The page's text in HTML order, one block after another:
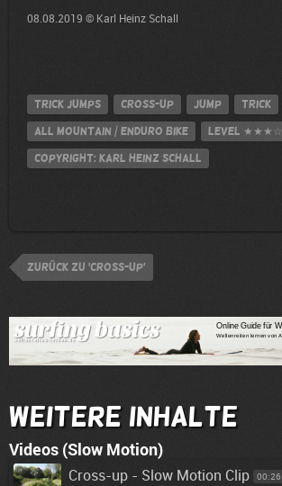
08.08.2019 © Karl Heinz Schall
Trick Jumps Cross-up jump Trick
All Mountain / Enduro Bike Level ★★★☆
Copyright: Karl Heinz Schall
zurück zu 'Cross-up'
Weitere Inhalte
Videos (Slow Motion)
Cross-up - Slow Motion Clip 00:26